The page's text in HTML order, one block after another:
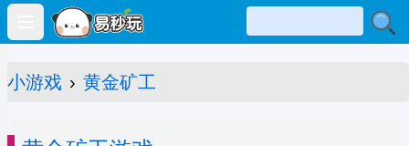
Open main menu
小游戏 › 黄金矿工